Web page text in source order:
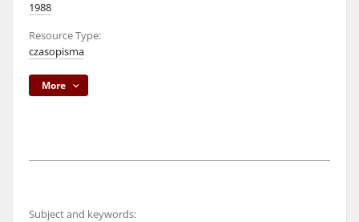
1988
Resource Type:
czasopisma
More
Subject and keywords: